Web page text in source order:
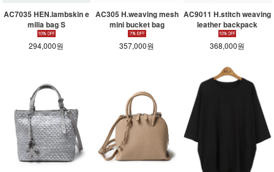
AC7035 HEN.lambskin e
milia bag S
294,000원
AC305 H.weaving mesh
mini bucket bag
357,000원
AC9011 H.stitch weaving
leather backpack
368,000원